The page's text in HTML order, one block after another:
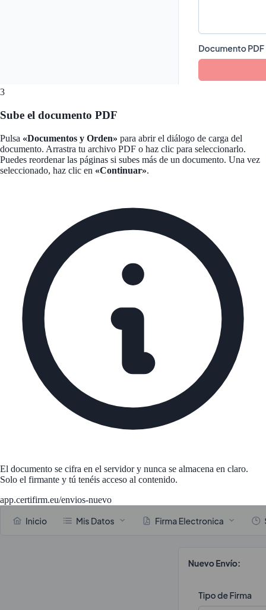
3
Sube el documento PDF
Pulsa «Documentos y Orden» para abrir el diálogo de carga del
documento. Arrastra tu archivo PDF o haz clic para seleccionarlo.
Puedes reordenar las páginas si subes más de un documento. Una vez
seleccionado, haz clic en «Continuar».
El documento se cifra en el servidor y nunca se almacena en claro.
Solo el firmante y tú tenéis acceso al contenido.
app.certifirm.eu/envios-nuevo